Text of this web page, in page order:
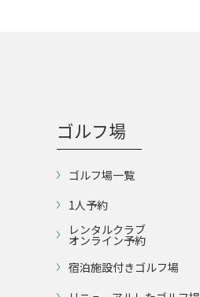
ゴルフ場
ゴルフ場一覧
1人予約
レンタルクラブ
オンライン予約
宿泊施設付きゴルフ場